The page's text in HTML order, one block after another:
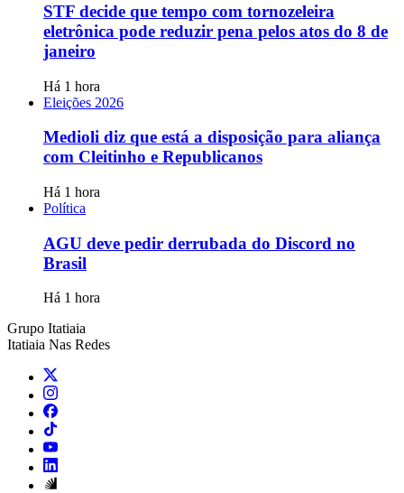
STF decide que tempo com tornozeleira
eletrônica pode reduzir pena pelos atos do 8 de
janeiro
Há 1 hora
Eleições 2026
Medioli diz que está a disposição para aliança
com Cleitinho e Republicanos
Há 1 hora
Política
AGU deve pedir derrubada do Discord no
Brasil
Há 1 hora
Grupo Itatiaia
Itatiaia Nas Redes